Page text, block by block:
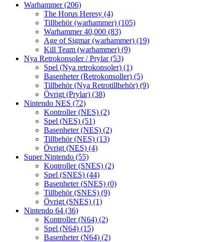
Warhammer(206)
The Horus Heresy (4)
Tillbehör (warhammer) (105)
Warhammer 40,000 (83)
Age of Sigmar (warhammer) (19)
Kill Team (warhammer) (9)
Nya Retrokonsoler / Prylar(53)
Spel (Nya retrokonsoler) (1)
Basenheter (Retrokonsoller) (5)
Tillbehör (Nya Retrotillbehör) (9)
Övrigt (Prylar) (38)
Nintendo NES (72)
Kontroller (NES) (2)
Spel (NES) (51)
Basenheter (NES) (2)
Tillbehör (NES) (13)
Övrigt (NES) (4)
Super Nintendo (55)
Kontroller (SNES) (2)
Spel (SNES) (44)
Basenheter (SNES) (0)
Tillbehör (SNES) (9)
Övrigt (SNES) (1)
Nintendo 64 (36)
Kontroller (N64) (2)
Spel (N64) (15)
Basenheter (N64) (2)